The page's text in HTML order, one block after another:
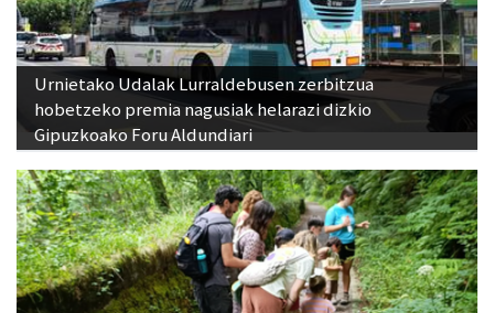
Urnietako Udalak Lurraldebusen zerbitzua
hobetzeko premia nagusiak helarazi dizkio
Gipuzkoako Foru Aldundiari